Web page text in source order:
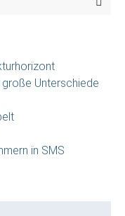
Unterschiede
in SMS